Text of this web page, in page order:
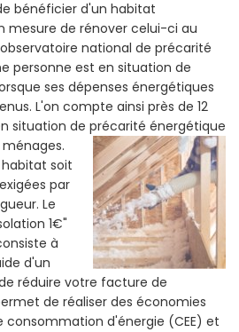
de bénéficier d'un habitat
mesure de rénover celui-ci au
national de précarité
personne est en situation de
ses dépenses énergétiques
L'on compte ainsi près de 12
situation de précarité énergétique
ménages.
soit
par
Le
1€"
à
d'un
réduire votre facture de
de réaliser des économies
consommation d'énergie (CEE) et